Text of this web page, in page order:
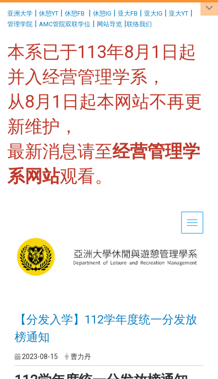
亚洲大学 | 休憩YT | 休憩FB | 休憩IG | 亚大FB | 亚大IG | 亚大YT |
管理学院 | AMC管院双联学位 | 网站导览 |联络我们
本系已于113年8月1日起
并入经营管理学系，
从8月1日起本网站不再更
新维护，
最新消息请至经营管理学
系网站观看。
Toggle
【分发入学】112学年度统一分发放
榜通知
2023-08-15 曹力丹